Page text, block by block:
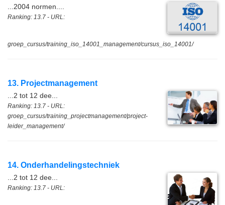
...2004 normen....
Ranking: 13.7 - URL:
groep_cursus/training_iso_14001_management/cursus_iso_14001/
13. Projectmanagement
...2 tot 12 dee...
Ranking: 13.7 - URL:
groep_cursus/training_projectmanagement/project-
leider_management/
14. Onderhandelingstechniek
...2 tot 12 dee...
Ranking: 13.7 - URL: